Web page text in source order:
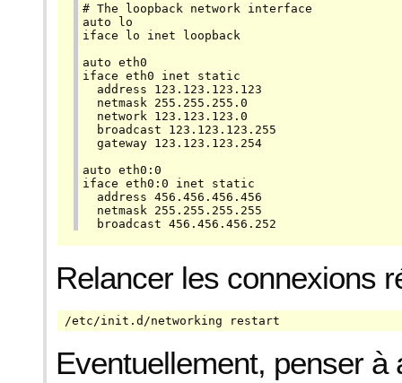
# The loopback network interface
auto lo
iface lo inet loopback
auto eth0
iface eth0 inet static
address 123.123.123.123
netmask 255.255.255.0
network 123.123.123.0
broadcast 123.123.123.255
gateway 123.123.123.254
auto eth0:0
iface eth0:0 inet static
address 456.456.456.456
netmask 255.255.255.255
broadcast 456.456.456.252
Relancer les connexions
/etc/init.d/networking restart
Eventuellement, penser à